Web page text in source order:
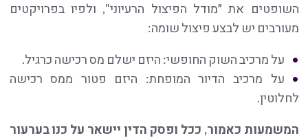
השופטים את ״מודל הפיצול הרעיוני", ולפיו בפרויקטים
מעורבים יש לבצע פיצול שומה:
על מרכיב השוק החופשי: היזם ישלם מס רכישה כרגיל.
על מרכיב הדיור המופחת: היזם פטור ממס רכישה
לחלוטין.
המשמעות כאמור, ככל ופסק הדין יישאר על כנו בערעור